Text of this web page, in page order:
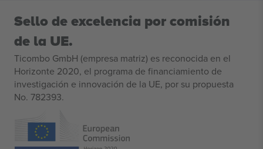
Sello de excelencia por comisión
de la UE.
Ticombo GmbH (empresa matriz) es reconocida en el
Horizonte 2020, el programa de financiamiento de
investigación e innovación de la UE, por su propuesta
No. 782393.